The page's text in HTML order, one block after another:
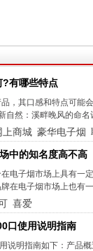
?有哪些特点
，其口感和特点可能
自然：溪畔晚风的命
上商城 豪华电子烟
中的知名度高不高
电子烟市场上具有一
在电子烟市场上也
喜爱
口使用说明指南
说明指南如下：产品